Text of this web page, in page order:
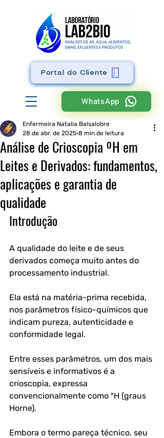
WhatsApp
Portal do Cliente
Análise de Crioscopia ºH em
Leites e Derivados: fundamentos,
aplicações e garantia de
qualidade
Enfermeira Natalia Balsalobre
28 de abr. de 2025 8 min de leitura
Introdução
A qualidade do leite e de seus
derivados começa muito antes do
processamento industrial.
Ela está na matéria-prima recebida,
nos parâmetros físico-químicos que
indicam pureza, autenticidade e
conformidade legal.
Entre esses parâmetros, um dos mais
sensíveis e informativos é a
crioscopia, expressa
convencionalmente como ºH (graus
Horne).
Embora o termo pareça técnico, seu